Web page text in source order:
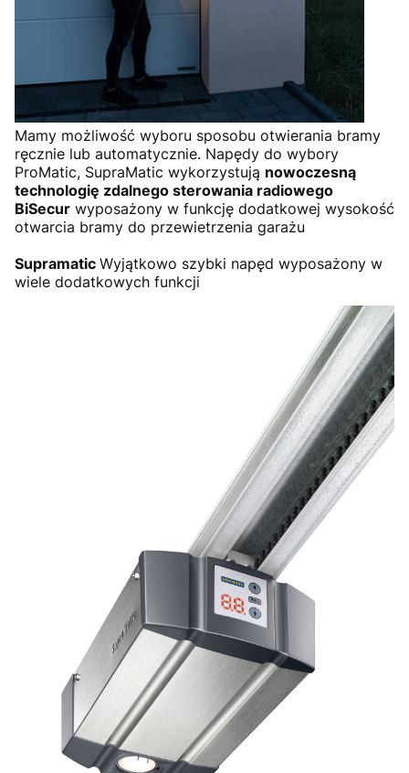
Mamy możliwość wyboru sposobu otwierania bramy
ręcznie lub automatycznie. Napędy do wybory
ProMatic, SupraMatic wykorzystują nowoczesną
technologię zdalnego sterowania radiowego
BiSecur wyposażony w funkcję dodatkowej wysokość
otwarcia bramy do przewietrzenia garażu
Supramatic Wyjątkowo szybki napęd wyposażony w
wiele dodatkowych funkcji